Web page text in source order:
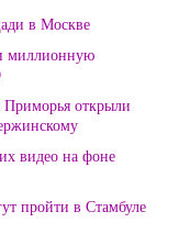
в Москве
миллионную
Приморья открыли
видео на фоне
пройти в Стамбуле